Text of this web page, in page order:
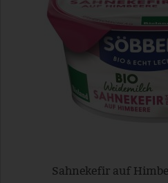
Sahnekefir auf